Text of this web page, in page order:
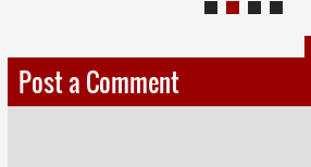
Post a Comment